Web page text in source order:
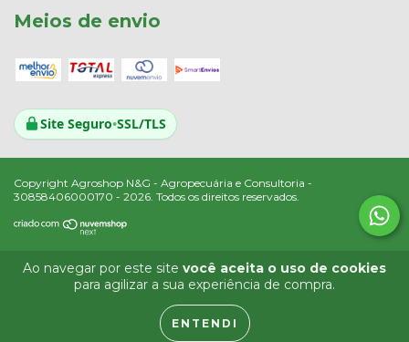
Ao navegar por este site você aceita o uso de cookies
para agilizar a sua experiência de compra.
ENTENDI
Meios de envio
Site Seguro•SSL/TLS
Copyright Agroshop N&G - Agropecuária e Consultoria -
30858406000170 - 2026. Todos os direitos reservados.